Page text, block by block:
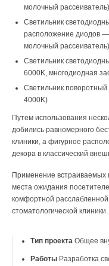
молочный рассеиватель)
Светильник
расположение диодов —
молочный рассеиватель)
Светильник
6000K, многодиодная
Светильник
4000K)
Путем использования
добились равномерного
клиники, а фигурное
декора в классический
Применение встраиваемых
места ожидания
комфортной
стоматологической клиники.
Тип проекта Общее
Работы Разработка